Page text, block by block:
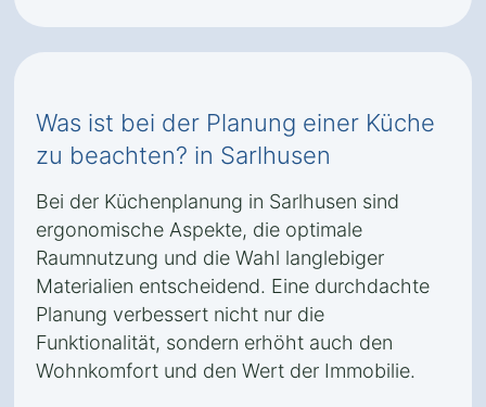
Was ist bei der Planung einer Küche
zu beachten? in Sarlhusen
Bei der Küchenplanung in Sarlhusen sind
ergonomische Aspekte, die optimale
Raumnutzung und die Wahl langlebiger
Materialien entscheidend. Eine durchdachte
Planung verbessert nicht nur die
Funktionalität, sondern erhöht auch den
Wohnkomfort und den Wert der Immobilie.